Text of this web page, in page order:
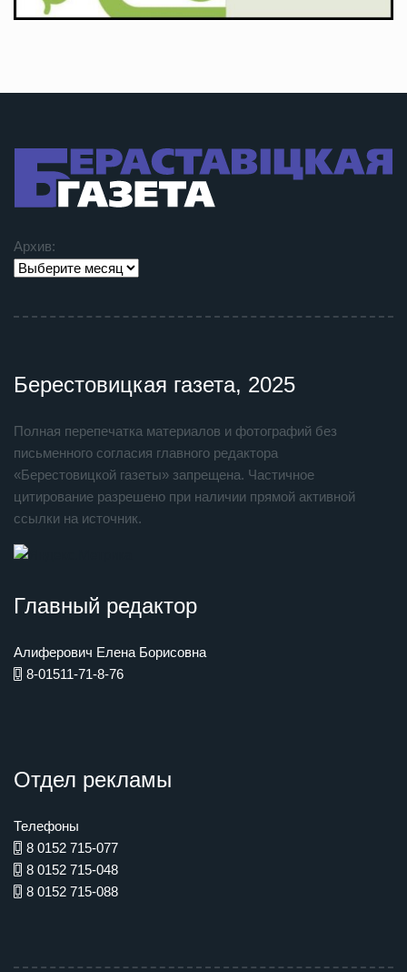
Архив:
Берестовицкая газета, 2025
Полная перепечатка материалов и фотографий без
письменного согласия главного редактора
«Берестовицкой газеты» запрещена. Частичное
цитирование разрешено при наличии прямой активной
ссылки на источник.
Главный редактор
Алиферович Елена Борисовна
8-01511-71-8-76
Отдел рекламы
Телефоны
8 0152 715-077
8 0152 715-048
8 0152 715-088